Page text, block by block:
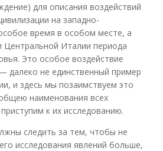
для описания воздействий
на западно-
время в особом месте, а
Центральной Италии периода
Это особое воздействие
далеко не единственный пример
и здесь мы позаимствуем это
наименования всех
к их исследованию.
следить за тем, чтобы не
исследования явлений больше,